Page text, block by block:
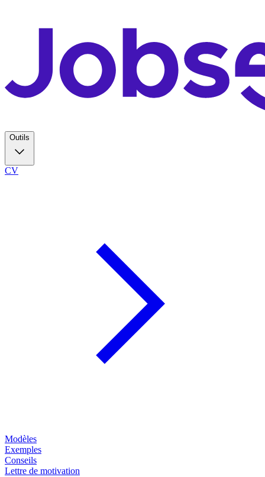
Outils
CV
Modèles
Exemples
Conseils
Lettre de motivation